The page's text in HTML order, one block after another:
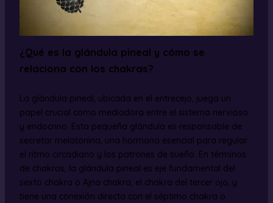
¿Qué es la glándula pineal y cómo se
relaciona con los chakras?
La glándula pineal, ubicada en el entrecejo, juega un
papel crucial como mediadora entre el sistema nervioso
y endocrino. Esta pequeña glándula es responsable de
secretar melatonina, una hormona esencial para regular
el ritmo circadiano y los patrones de sueño. En términos
de chakras, la glándula pineal es eje fundamental del
sexto chakra o Ajna chakra, el chakra del tercer ojo, y
tiene una conexión directa con el séptimo chakra o